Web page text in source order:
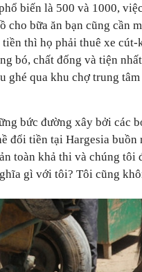
biến là 500 và 1000,
cho bữa ăn bạn cũng cần
tiền thì họ phải thuê xe
bó, chất đống và tiện
ghé qua khu chợ trung
bức đường xây bởi các
đổi tiền tại Hargesia
toàn khả thi và chúng tôi
gì với tôi? Tôi cũng